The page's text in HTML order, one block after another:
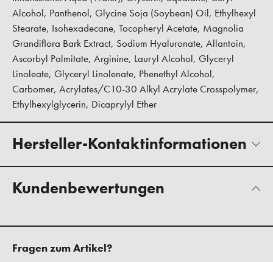
Alcohol, Panthenol, Glycine Soja (Soybean) Oil, Ethylhexyl
Stearate, Isohexadecane, Tocopheryl Acetate, Magnolia
Grandiflora Bark Extract, Sodium Hyaluronate, Allantoin,
Ascorbyl Palmitate, Arginine, Lauryl Alcohol, Glyceryl
Linoleate, Glyceryl Linolenate, Phenethyl Alcohol,
Carbomer, Acrylates/C10-30 Alkyl Acrylate Crosspolymer,
Ethylhexylglycerin, Dicaprylyl Ether
Hersteller-Kontaktinformationen
Kundenbewertungen
Fragen zum Artikel?